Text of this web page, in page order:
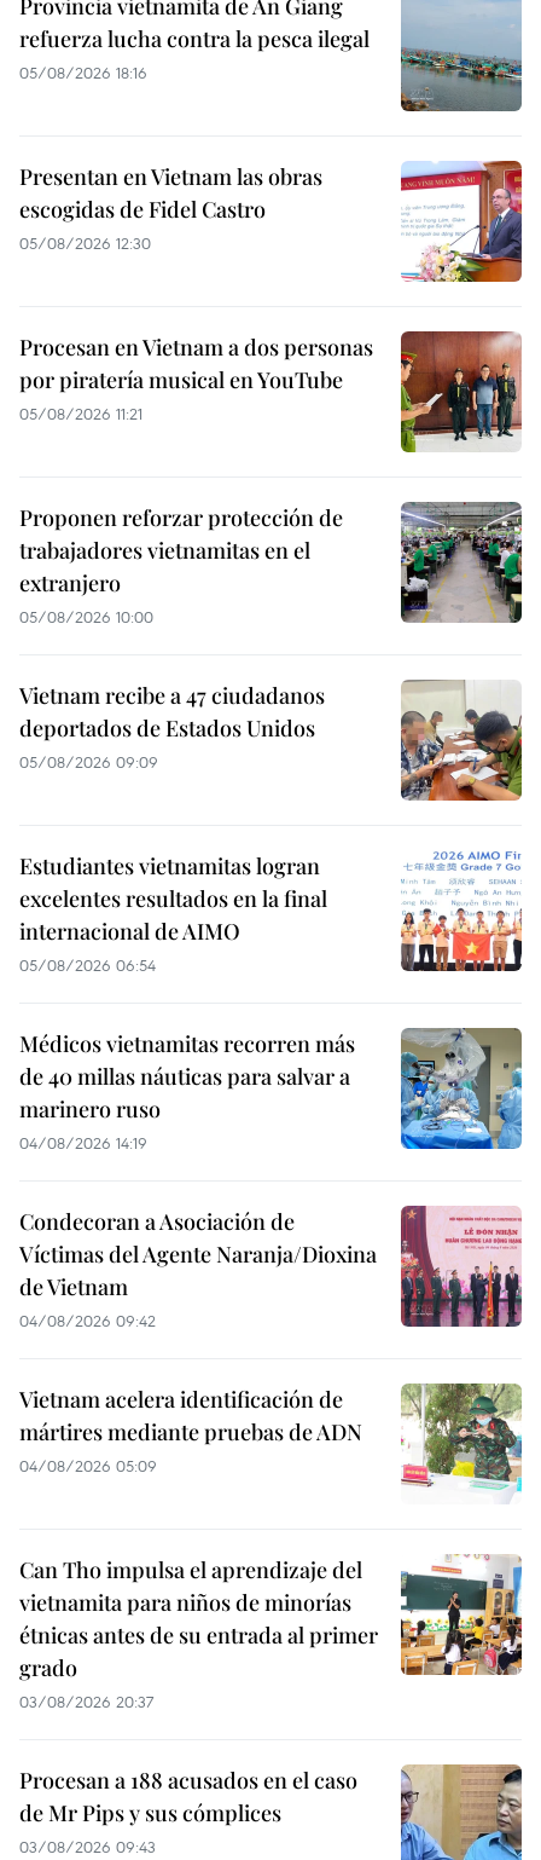
Provincia vietnamita de An Giang
refuerza lucha contra la pesca ilegal
05/08/2026 18:16
Presentan en Vietnam las obras
escogidas de Fidel Castro
05/08/2026 12:30
Procesan en Vietnam a dos personas
por piratería musical en YouTube
05/08/2026 11:21
Proponen reforzar protección de
trabajadores vietnamitas en el
extranjero
05/08/2026 10:00
Vietnam recibe a 47 ciudadanos
deportados de Estados Unidos
05/08/2026 09:09
Estudiantes vietnamitas logran
excelentes resultados en la final
internacional de AIMO
05/08/2026 06:54
Médicos vietnamitas recorren más
de 40 millas náuticas para salvar a
marinero ruso
04/08/2026 14:19
Condecoran a Asociación de
Víctimas del Agente Naranja/Dioxina
de Vietnam
04/08/2026 09:42
Vietnam acelera identificación de
mártires mediante pruebas de ADN
04/08/2026 05:09
Can Tho impulsa el aprendizaje del
vietnamita para niños de minorías
étnicas antes de su entrada al primer
grado
03/08/2026 20:37
Procesan a 188 acusados en el caso
de Mr Pips y sus cómplices
03/08/2026 09:43